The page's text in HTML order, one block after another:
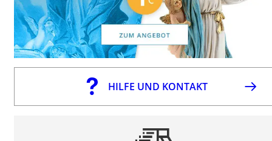
HILFE UND KONTAKT